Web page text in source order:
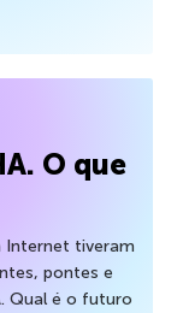
O que
Internet tiveram
pontes e
Qual é o futuro